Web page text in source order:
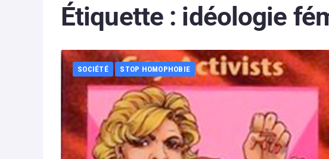
Étiquette : idéologie
SOCIÉTÉ STOP HOMOPHOBIE